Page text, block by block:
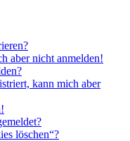
aber nicht anmelden!
kann mich aber
löschen“?